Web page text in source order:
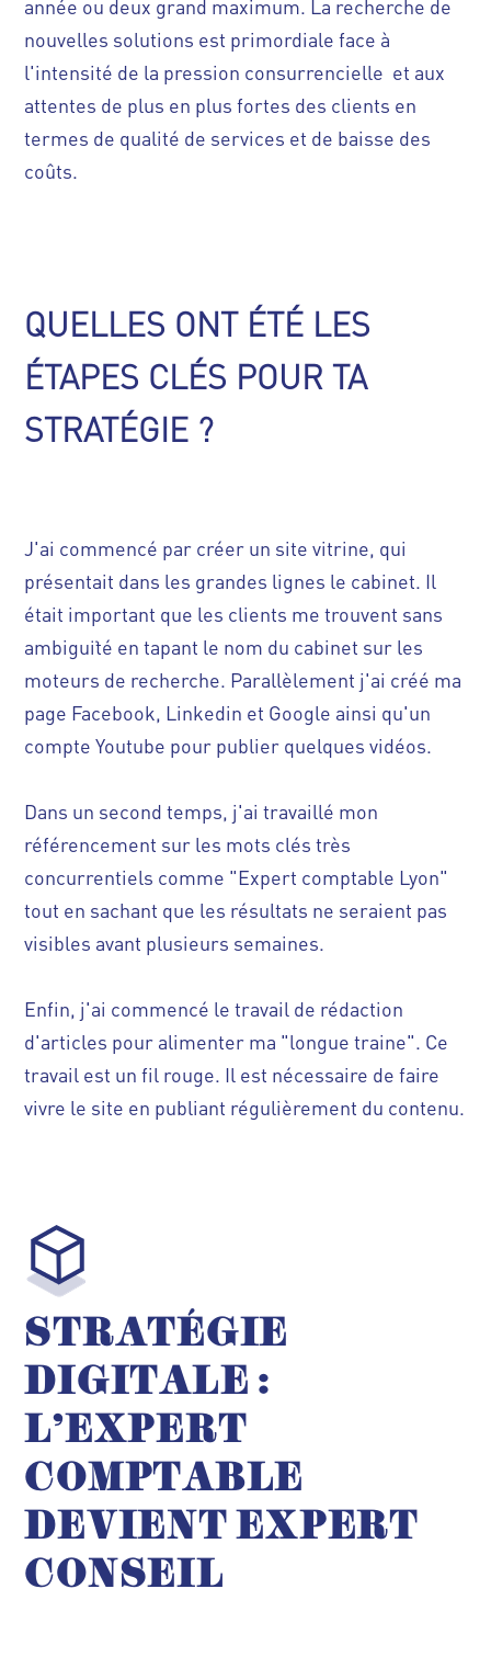
année ou deux grand maximum. La recherche de
nouvelles solutions est primordiale face à
l'intensité de la pression consurrencielle et aux
attentes de plus en plus fortes des clients en
termes de qualité de services et de baisse des
coûts.
QUELLES ONT ÉTÉ LES
ÉTAPES CLÉS POUR TA
STRATÉGIE ?
J'ai commencé par créer un site vitrine, qui
présentait dans les grandes lignes le cabinet. Il
était important que les clients me trouvent sans
ambiguïté en tapant le nom du cabinet sur les
moteurs de recherche. Parallèlement j'ai créé ma
page Facebook, Linkedin et Google ainsi qu'un
compte Youtube pour publier quelques vidéos.
Dans un second temps, j'ai travaillé mon
référencement sur les mots clés très
concurrentiels comme "Expert comptable Lyon"
tout en sachant que les résultats ne seraient pas
visibles avant plusieurs semaines.
Enfin, j'ai commencé le travail de rédaction
d'articles pour alimenter ma "longue traine". Ce
travail est un fil rouge. Il est nécessaire de faire
vivre le site en publiant régulièrement du contenu.
STRATÉGIE
DIGITALE :
L'EXPERT
COMPTABLE
DEVIENT EXPERT
CONSEIL